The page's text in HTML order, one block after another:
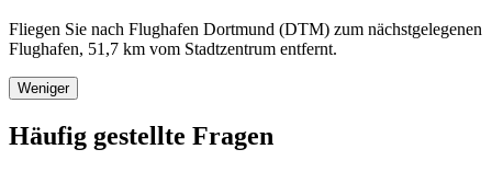
Fliegen Sie nach Flughafen Dortmund (DTM) zum nächstgelegenen
Flughafen, 51,7 km vom Stadtzentrum entfernt.
Weniger
Häufig gestellte Fragen